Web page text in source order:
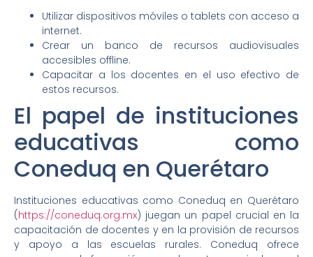
Utilizar dispositivos móviles o tablets con acceso a
internet.
Crear un banco de recursos audiovisuales
accesibles offline.
Capacitar a los docentes en el uso efectivo de
estos recursos.
El papel de instituciones
educativas como
Coneduq en Querétaro
Instituciones educativas como Coneduq en Querétaro
(https://coneduq.org.mx) juegan un papel crucial en la
capacitación de docentes y en la provisión de recursos
y apoyo a las escuelas rurales. Coneduq ofrece